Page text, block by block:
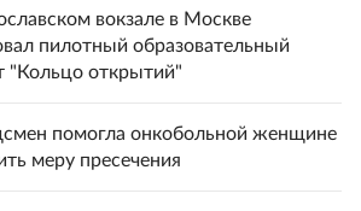
вокзале в Москве
пилотный образовательный
"Кольцо открытий"
помогла онкобольной женщине
меру пресечения